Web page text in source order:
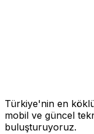
Türkiye'nin en
mobil ve güncel
buluşturuyoruz.